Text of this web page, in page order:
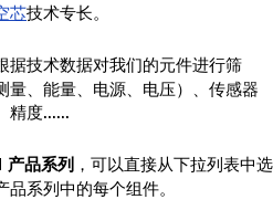
芯技术专长。
据技术数据对我们的元件进行筛
量、能量、电源、电压）、传感器
精度......
产品系列 ，可以直接从下拉列表中选
系列中的每个组件。